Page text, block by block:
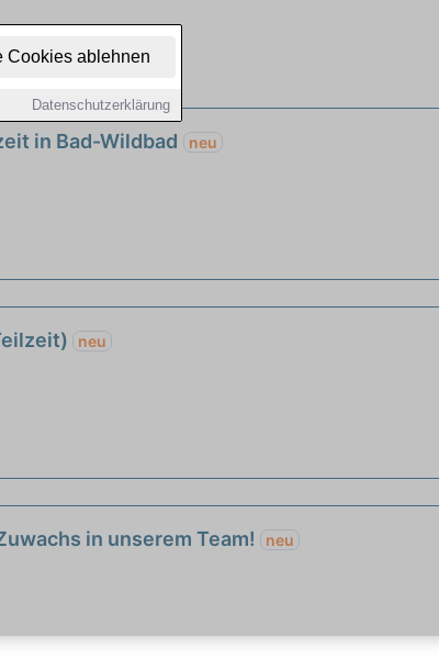
Cookies ablehnen
Datenschutzerklärung
in Bad-Wildbad neu
neu
in unserem Team! neu